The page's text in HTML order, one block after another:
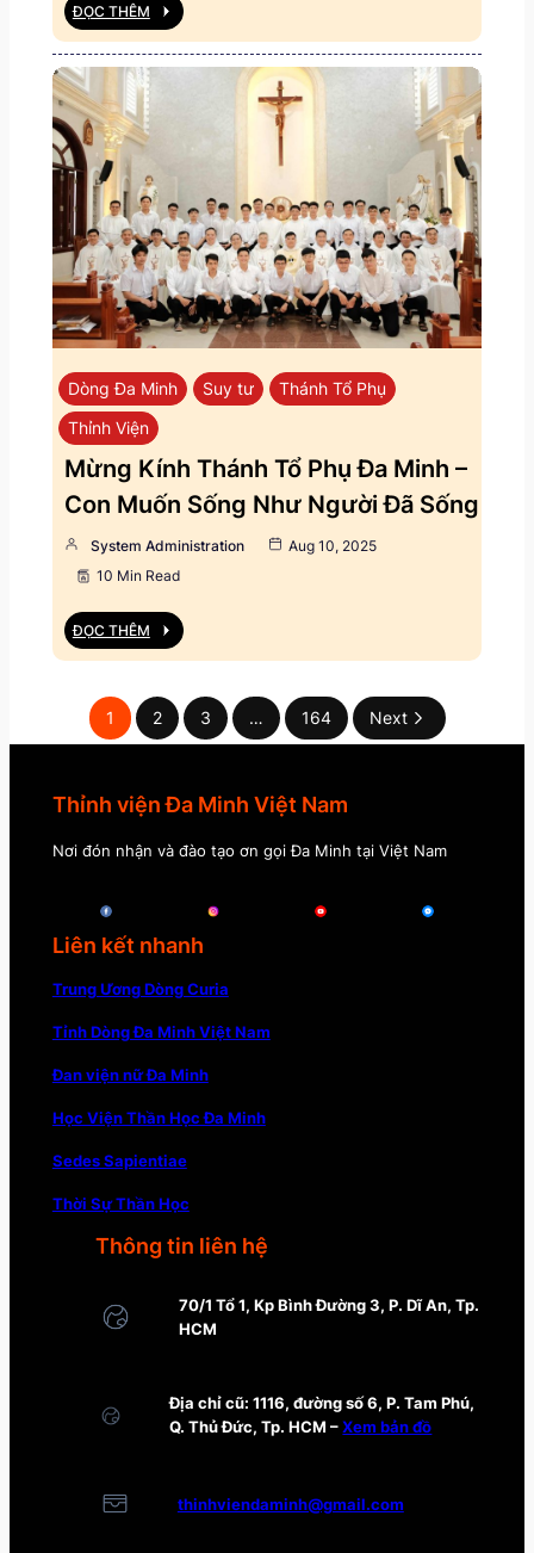
ĐỌC THÊM
Dòng Đa Minh Suy tư
Thánh Tổ Phụ
Thỉnh Viện
Mừng Kính Thánh Tổ Phụ Đa Minh –
Con Muốn Sống Như Người Đã Sống
System Administration
Aug 10, 2025
10 Min Read
ĐỌC THÊM
1 2 3 … 164 Next
Thỉnh viện Đa Minh Việt Nam
Nơi đón nhận và đào tạo ơn gọi Đa Minh tại Việt Nam
Liên kết nhanh
Trung Ương Dòng Curia
Tỉnh Dòng Đa Minh Việt Nam
Đan viện nữ Đa Minh
Học Viện Thần Học Đa Minh
Sedes Sapientiae
Thời Sự Thần Học
Thông tin liên hệ
70/1 Tổ 1, Kp Bình Đường 3, P. Dĩ An, Tp.
HCM
Địa chỉ cũ: 1116, đường số 6, P. Tam Phú,
Q. Thủ Đức, Tp. HCM –Xem bản đồ
thinhviendaminh@gmail.com